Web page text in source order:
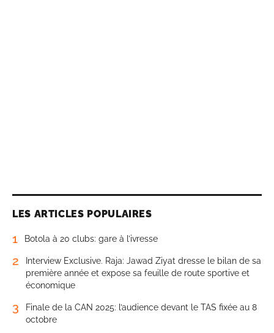
LES ARTICLES POPULAIRES
1 Botola à 20 clubs: gare à l’ivresse
2
Interview Exclusive. Raja: Jawad Ziyat dresse le bilan de sa
première année et expose sa feuille de route sportive et
économique
3
Finale de la CAN 2025: l’audience devant le TAS fixée au 8
octobre